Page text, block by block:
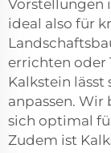
Vorstellungen
ideal also für
errichten oder
Kalkstein
anpassen.
sich optimal
Zudem ist